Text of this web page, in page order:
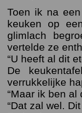
Toen ik na
keuken op
glimlach
vertelde ze
“U heeft al dit
De
verrukkelijke
“Maar ik ben al
“Dat zal wel.